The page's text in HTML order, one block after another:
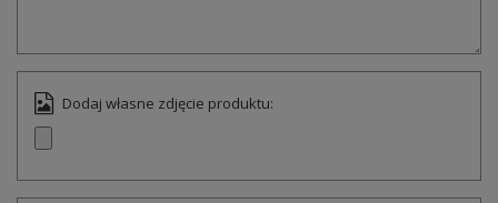
Dodaj własne zdjęcie produktu: